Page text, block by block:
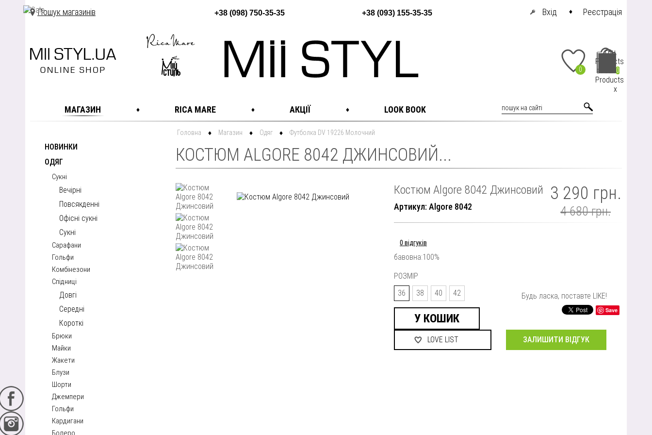
Пошук магазинів +38 (098) 750-35-35 +38 (093) 155-35-35 Вхід Реєстрація
0 0
грн.
Products
at cart
Products
x
МАГАЗИН RICA MARE АКЦІЇ LOOK BOOK
НОВИНКИ
ОДЯГ
Сукні
Вечірні
Повсякденні
Офісні сукні
Сукні
Сарафани
Гольфи
Комбінезони
Спідниці
Довгі
Середні
Короткі
Брюки
Майки
Жакети
Блузи
Шорти
Джемпери
Гольфи
Кардигани
Болеро
Головна Магазин Одяг Футболка DV 19226 Молочний
КОСТЮМ ALGORE 8042 ДЖИНСОВИЙ...
Костюм Algore 8042 Джинсовий
Артикул: Algore 8042
3 290 грн.
4 680 грн.
0 відгуків
бавовна:100%
РОЗМІР
36
38 40 42 Будь ласка, поставте LIKE!
Save
ЗАЛИШИТИ ВІДГУК